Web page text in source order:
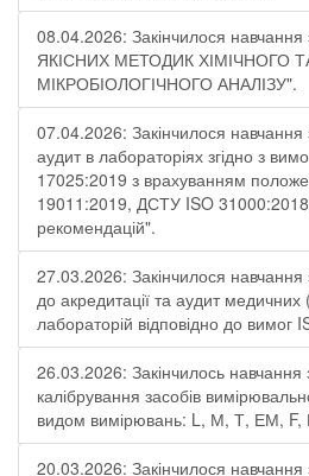
08.04.2026: Закінчилося
ЯКІСНИХ МЕТОДИК ХІМІЧНОГО
МІКРОБІОЛОГІЧНОГО АНАЛІЗУ".
07.04.2026: Закінчилося навчання
аудит в лабораторіях згідно з
17025:2019 з врахуванням
19011:2019, ДСТУ ISO
рекомендацій".
27.03.2026: Закінчилося навчання
до акредитації та аудит медичних
лабораторій відповідно до вимог
26.03.2026: Закінчилось навчання
калібрування засобів
видом вимірювань: L, М, Т, ЕМ, F,
20.03.2026: Закінчилося навчання